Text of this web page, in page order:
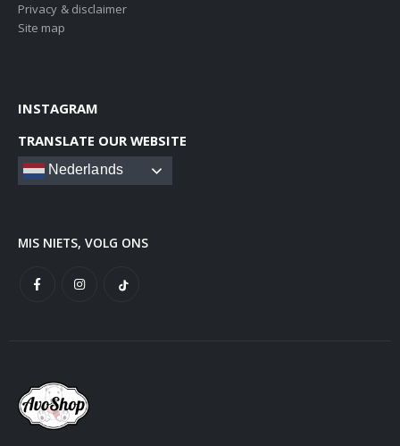
Privacy & disclaimer
Site map
INSTAGRAM
TRANSLATE OUR WEBSITE
Nederlands
MIS NIETS, VOLG ONS